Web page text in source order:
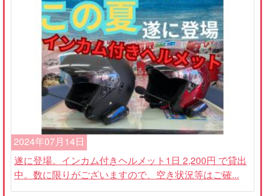
2024年07月14日
遂に登場。インカム付きヘルメット1日 2,200円 で貸出
中。数に限りがございますので、空き状況等はご確...